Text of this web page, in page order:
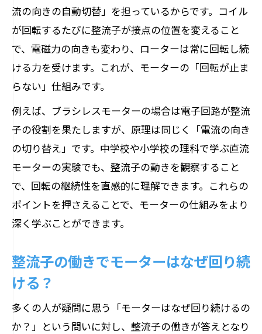
流の向きの自動切替」を担っているからです。コイル
が回転するたびに整流子が接点の位置を変えること
で、電磁力の向きも変わり、ローターは常に回転し続
ける力を受けます。これが、モーターの「回転が止ま
らない」仕組みです。
例えば、ブラシレスモーターの場合は電子回路が整流
子の役割を果たしますが、原理は同じく「電流の向き
の切り替え」です。中学校や小学校の理科で学ぶ直流
モーターの実験でも、整流子の動きを観察すること
で、回転の継続性を直感的に理解できます。これらの
ポイントを押さえることで、モーターの仕組みをより
深く学ぶことができます。
整流子の働きでモーターはなぜ回り続
ける？
多くの人が疑問に思う「モーターはなぜ回り続けるの
か？」という問いに対し、整流子の働きが答えとなり